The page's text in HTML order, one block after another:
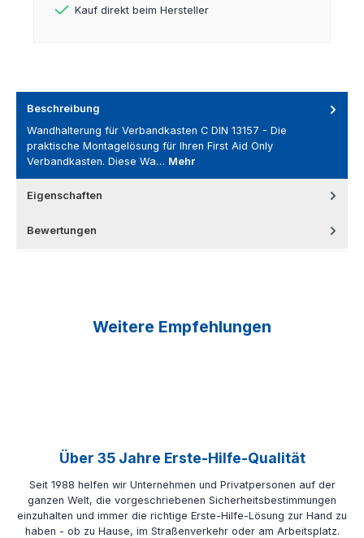
Kauf direkt beim Hersteller
Beschreibung
Wandhalterung für Verbandkasten C DIN 13157 - Die
praktische Montagelösung für Ihren First Aid Only
Verbandkasten. Diese Wa… Mehr
Eigenschaften
Bewertungen
Weitere Empfehlungen
Über 35 Jahre Erste-Hilfe-Qualität
Seit 1988 helfen wir Unternehmen und Privatpersonen auf der
ganzen Welt, die vorgeschriebenen Sicherheitsbestimmungen
einzuhalten und immer die richtige Erste-Hilfe-Lösung zur Hand zu
haben - ob zu Hause, im Straßenverkehr oder am Arbeitsplatz.